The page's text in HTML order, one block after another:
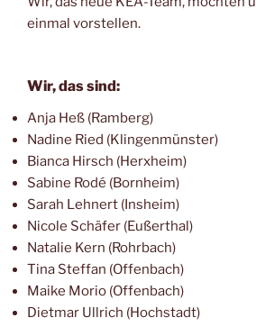
ein­mal vorstellen.
Wir, das sind:
Anja Heß (Ram­berg)
Nadi­ne Ried (Klin­gen­müns­ter)
Bian­ca Hirsch (Herx­heim)
Sabi­ne Rodé (Born­heim)
Sarah Leh­nert (Ins­heim)
Nico­le Schä­fer (Eußer­thal)
Nata­lie Kern (Rohr­bach)
Tina Stef­fan (Offen­bach)
Mai­ke Morio (Offen­bach)
Diet­mar Ull­rich (Hoch­stadt)